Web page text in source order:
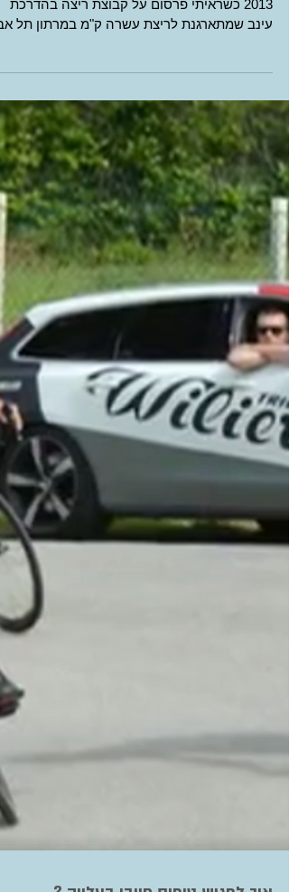
מתי התחלת לרוץ? התחלתי לרוץ באופן רציני
2013 כשראיתי פרסום על קבוצת ריצה בהדרכת
2014. עד...